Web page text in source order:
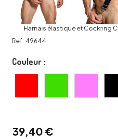
Harnais élastique et Cockring
Ref : 49644
Couleur :
39,40 €